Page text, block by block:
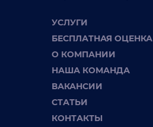
УСЛУГИ
БЕСПЛАТНАЯ ОЦЕНКА
О КОМПАНИИ
НАША КОМАНДА
ВАКАНСИИ
СТАТЬИ
КОНТАКТЫ